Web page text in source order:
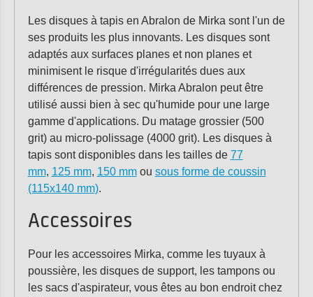
Les disques à tapis en Abralon de Mirka sont l'un de
ses produits les plus innovants. Les disques sont
adaptés aux surfaces planes et non planes et
minimisent le risque d'irrégularités dues aux
différences de pression. Mirka Abralon peut être
utilisé aussi bien à sec qu'humide pour une large
gamme d'applications. Du matage grossier (500
grit) au micro-polissage (4000 grit). Les disques à
tapis sont disponibles dans les tailles de 77
mm, 125 mm, 150 mmou sous forme de coussin
(115x140 mm).
Accessoires
Pour les accessoires Mirka, comme les tuyaux à
poussière, les disques de support, les tampons ou
les sacs d'aspirateur, vous êtes au bon endroit chez